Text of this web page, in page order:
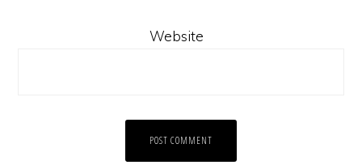
Website